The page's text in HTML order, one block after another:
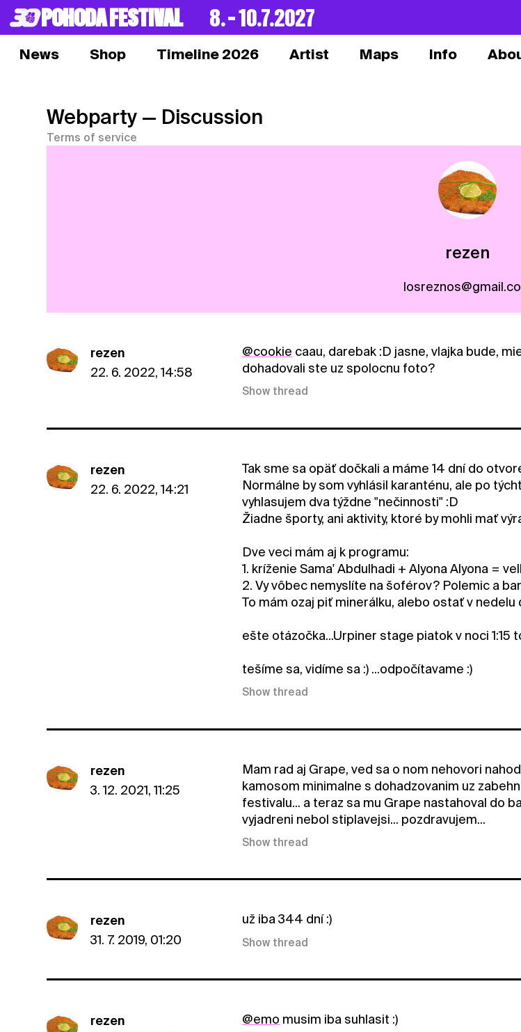
POHODA FESTIVAL 8. – 10.7.2027
News Shop Timeline 2026 Artist Maps Info
Webparty — Discussion
Terms of service
rezen
rezen
22. 6. 2022, 14:58
@cookie caau, darebak :D jasne, vlajka bude,
dohadovali ste uz spolocnu foto?
Show thread
rezen
22. 6. 2022, 14:21
Tak sme sa opäť dočkali a máme 14 dní do
Normálne by som vyhlásil karanténu, ale po
vyhlasujem dva týždne "nečinnosti" :D
Žiadne športy, ani aktivity, ktoré by mohli mať
Dve veci mám aj k programu:
1. kríženie Sama' Abdulhadi + Alyona Alyona =
2. Vy vôbec nemyslíte na šoférov? Polemic a
To mám ozaj piť minerálku, alebo ostať v
ešte otázočka...Urpiner stage piatok v noci 1:15
tešíme sa, vidíme sa :) ...odpočítavame :)
Show thread
rezen
3. 12. 2021, 11:25
Mam rad aj Grape, ved sa o nom nehovori
kamosom minimalne s dohadzovanim uz
festivalu... a teraz sa mu Grape nastahoval do
vyjadreni nebol stiplavejsi... pozdravujem...
Show thread
rezen
31. 7. 2019, 01:20
už iba 344 dní :)
Show thread
rezen
@emo musim iba suhlasit :)